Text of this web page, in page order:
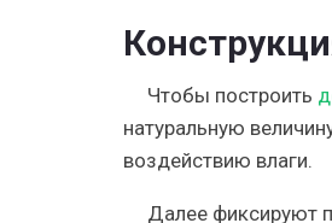
Чтобы построить
натуральную
воздействию влаги.
Далее фиксируют